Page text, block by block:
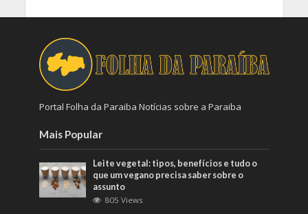
Portal Folha da Paraiba Notícias sobre a Paraiba
Mais Popular
Leite vegetal: tipos, benefícios e tudo o
que um vegano precisa saber sobre o
assunto
805 Views